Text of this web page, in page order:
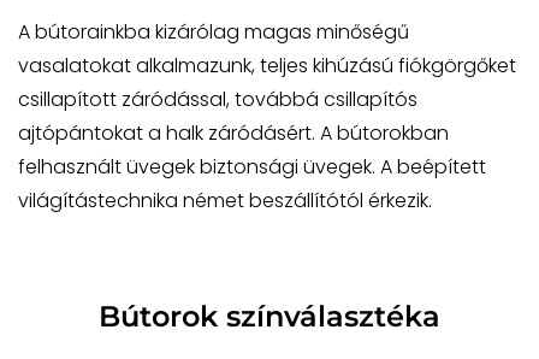
A bútorainkba kizárólag magas minőségű
vasalatokat alkalmazunk, teljes kihúzású fiókgörgőket
csillapított záródással, továbbá csillapítós
ajtópántokat a halk záródásért. A bútorokban
felhasznált üvegek biztonsági üvegek. A beépített
világítástechnika német beszállítótól érkezik.
Bútorok színválasztéka